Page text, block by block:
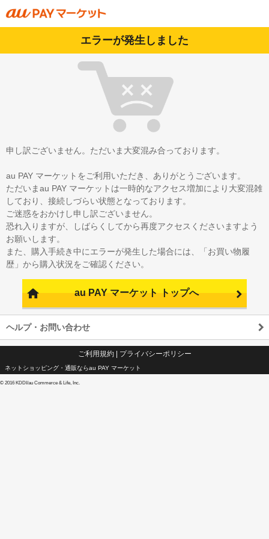
エラーが発生しました
申し訳ございません。ただいま大変混み合っております。
au PAY マーケットをご利用いただき、ありがとうございます。
ただいまau PAY マーケットは一時的なアクセス増加により大変混雑
しており、接続しづらい状態となっております。
ご迷惑をおかけし申し訳ございません。
恐れ入りますが、しばらくしてから再度アクセスくださいますよう
お願いします。
また、購入手続き中にエラーが発生した場合には、「お買い物履
歴」から購入状況をご確認ください。
au PAY マーケット トップへ
ヘルプ・お問い合わせ
ご利用規約| プライバシーポリシー
ネットショッピング・通販ならau PAY マーケット
© 2016 KDDI/au Commerce & Life, Inc.